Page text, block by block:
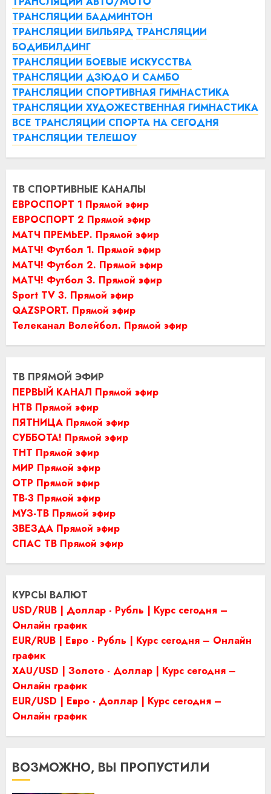
ТРАНСЛЯЦИИ БАДМИНТОН
ТРАНСЛЯЦИИ БИЛЬЯРД ТРАНСЛЯЦИИ
БОДИБИЛДИНГ
ТРАНСЛЯЦИИ БОЕВЫЕ ИСКУССТВА
ТРАНСЛЯЦИИ ДЗЮДО И САМБО
ТРАНСЛЯЦИИ СПОРТИВНАЯ ГИМНАСТИКА
ТРАНСЛЯЦИИ ХУДОЖЕСТВЕННАЯ ГИМНАСТИКА
ВСЕ ТРАНСЛЯЦИИ СПОРТА НА СЕГОДНЯ
ТРАНСЛЯЦИИ ТЕЛЕШОУ
ТВ СПОРТИВНЫЕ КАНАЛЫ
ЕВРОСПОРТ 1 Прямой эфир
ЕВРОСПОРТ 2 Прямой эфир
МАТЧ ПРЕМЬЕР. Прямой эфир
МАТЧ! Футбол 1. Прямой эфир
МАТЧ! Футбол 2. Прямой эфир
МАТЧ! Футбол 3. Прямой эфир
Sport TV 3. Прямой эфир
QAZSPORT. Прямой эфир
Телеканал Волейбол. Прямой эфир
ТВ ПРЯМОЙ ЭФИР
ПЕРВЫЙ КАНАЛ Прямой эфир
НТВ Прямой эфир
ПЯТНИЦА Прямой эфир
СУББОТА! Прямой эфир
ТНТ Прямой эфир
МИР Прямой эфир
ОТР Прямой эфир
ТВ-3 Прямой эфир
МУЗ-ТВ Прямой эфир
ЗВЕЗДА Прямой эфир
СПАС ТВ Прямой эфир
КУРСЫ ВАЛЮТ
USD/RUB | Доллар - Рубль | Курс сегодня –
Онлайн график
EUR/RUB | Евро - Рубль | Курс сегодня – Онлайн
график
XAU/USD | Золото - Доллар | Курс сегодня –
Онлайн график
EUR/USD | Евро - Доллар | Курс сегодня –
Онлайн график
ВОЗМОЖНО, ВЫ ПРОПУСТИЛИ